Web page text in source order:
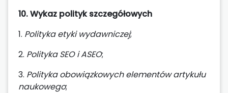
10. Wykaz polityk szczegółowych
1. Polityka etyki wydawniczej;
2. Polityka SEO i ASEO;
3. Polityka obowiązkowych elementów artykułu
naukowego;